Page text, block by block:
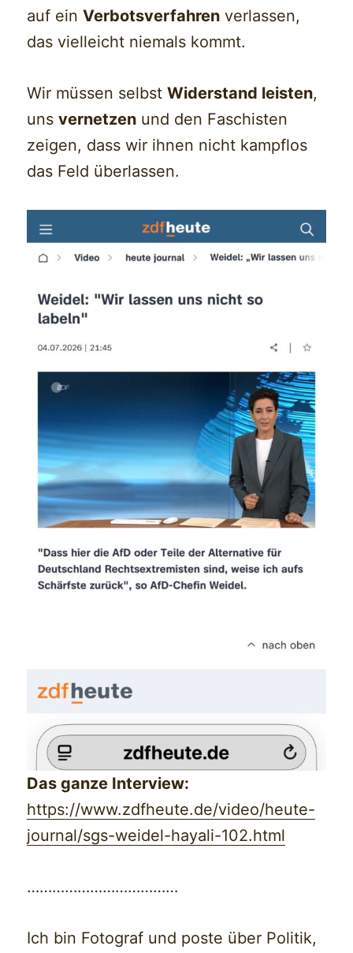
auf einVerbotsverfahren verlassen,
das vielleicht niemals kommt.
Wir müssen selbstWiderstand leisten,
unsvernetzen und den Faschisten
zeigen, dass wir ihnen nicht kampflos
das Feld überlassen.
Das ganze Interview:
https://www.zdfheute.de/video/heute-
journal/sgs-weidel-hayali-102.html
………………………………
Ich bin Fotograf und poste über Politik,